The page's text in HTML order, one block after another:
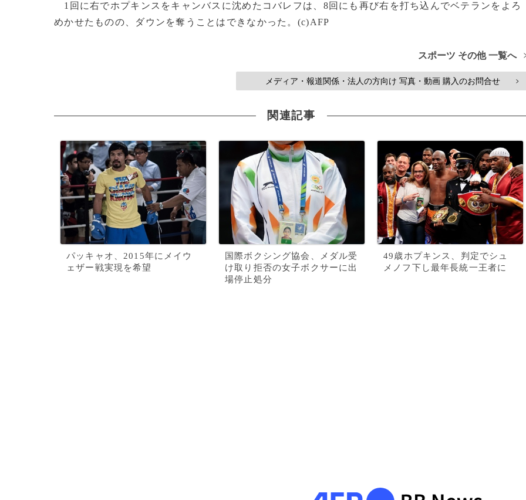
1回に右でホプキンスをキャンバスに沈めたコバレフは、8回にも再び右を打ち込んでベテランをよろ
めかせたものの、ダウンを奪うことはできなかった。(c)AFP
スポーツ その他 一覧へ
メディア・報道関係・法人の方向け 写真・動画 購入のお問合せ >
関連記事
パッキャオ、2015年にメイウ
ェザー戦実現を希望
国際ボクシング協会、メダル受
け取り拒否の女子ボクサーに出
場停止処分
49歳ホプキンス、判定でシュ
メノフ下し最年長統一王者に